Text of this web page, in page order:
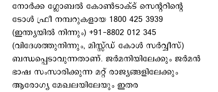
നോര്‍ക്ക ഗ്ലോബൽ കോണ്‍ടാക്ട് സെന്ററിന്റെ
ടോൾ ഫ്രീ നമ്പറുകളായ 1800 425 3939
(ഇന്ത്യയില്‍ നിന്നും) +91-8802 012 345
(വിദേശത്തുനിന്നും, മിസ്സ്ഡ് കോള്‍ സര്‍വ്വീസ്)
ബന്ധപ്പെടാവുന്നതാണ്. ജർമനിയിലേക്കും ജർമൻ
ഭാഷ സംസാരിക്കുന്ന മറ്റ് രാജ്യങ്ങളിലേക്കും
ആരോഗ്യ മേഖലയിലേയും ഇതര